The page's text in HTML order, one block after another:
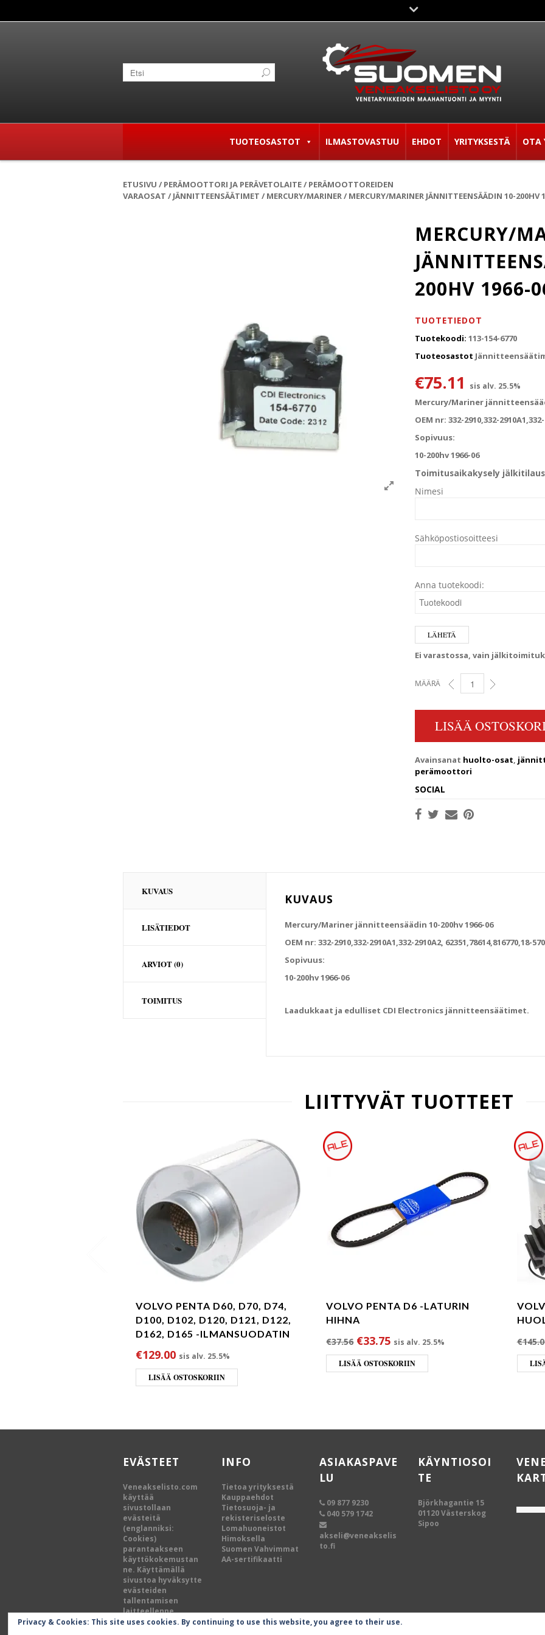
TUOTEOSASTOT ILMASTOVASTUU EHDOT YRITYKSESTÄ OTA
ETUSIVU / PERÄMOOTTORI JA PERÄVETOLAITE/ PERÄMOOTTOREIDEN
VARAOSAT / JÄNNITTEENSÄÄTIMET / MERCURY/MARINER/ MERCURY/MARINER JÄNNITTEENSÄÄDIN 10-200HV
MERCURY/
200HV 1966-
TUOTETIEDOT
Tuotekoodi: 113-154-6770
Tuoteosastot
€75.11 sis alv. 25.5%
Mercury/Mariner
OEM nr: 332-2910,332-
Sopivuus:
10-200hv 1966-06
Toimitusaikakysely
Nimesi
Sähköpostiosoitteesi
Anna tuotekoodi:
Ei varastossa, vain
MÄÄRÄ MERCURY/MARINER
LISÄÄ
Avainsanat huolto-osat,
perämoottori
SOCIAL
KUVAUS
LISÄTIEDOT
ARVIOT (0)
TOIMITUS
KUVAUS
Mercury/Mariner jännitteensäädin 10-200hv 1966-06
OEM nr: 332-2910,332-2910A1,332-2910A2, 62351,78614,816770,18-
Sopivuus:
10-200hv 1966-06
Laadukkaat ja edulliset CDI Electronics jännitteensäätimet.
LIITTYVÄT TUOTTEET
VOLVO PENTA D60, D70, D74,
D100, D102, D120, D121, D122,
D162, D165 -ILMANSUODATIN
€129.00 sis alv. 25.5%
LISÄÄ OSTOSKORIIN
VOLVO PENTA D6 -LATURIN
HIHNA
€37.56 Alkuperäinen hinta oli: €37.56.
€33.75Nykyinen hinta on: €33.75.
sis alv. 25.5%
LISÄÄ OSTOSKORIIN
€
EVÄSTEET
Veneakselisto.com
käyttää
sivustollaan
evästeitä
(englanniksi:
Cookies)
parantaakseen
käyttökokemustan
ne. Käyttämällä
sivustoa hyväksytte
evästeiden
tallentamisen
laitteellenne.
INFO
Tietoa yrityksestä
Kauppaehdot
Tietosuoja- ja
rekisteriseloste
Lomahuoneistot
Himoksella
Suomen Vahvimmat
AA-sertifikaatti
ASIAKASPAVE
LU
09 877 9230
040 579 1742
akseli@veneakselis
to.fi
KÄYNTIOSOI
TE
Björkhagantie 15
01120 Västerskog
Sipoo
Privacy & Cookies: This site uses cookies. By continuing to use this website, you agree to their use.